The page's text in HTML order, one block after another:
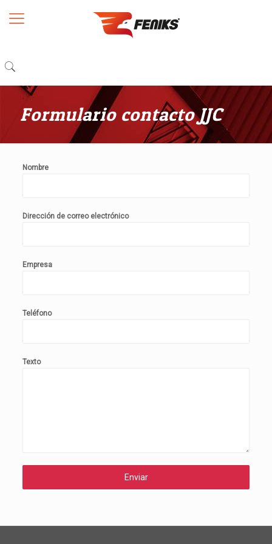
Formulario contacto JJC
Nombre
Dirección de correo electrónico
Empresa
Teléfono
Texto
Enviar